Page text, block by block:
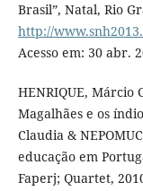
Brasil”, Natal, Rio
http://
Acesso em: 30 abr.
HENRIQUE, Márcio
Magalhães e os
Claudia &
educação em
Faperj; Quartet,